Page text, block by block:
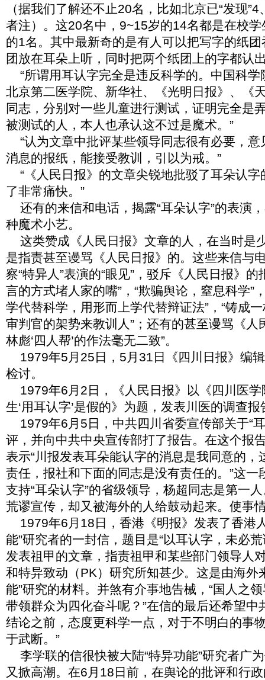
（据我们了解还不止20名，比如北京已“发现
者注）。这20名中，9~15岁的14名都是在校
的1名。其中最新奇的是有人可以把写字的纸
团放在耳朵上听，同时把两个纸团上的字都认
“所谓用耳认字完全是违反科学的。中国科
北京第二医学院、新华社、《光明日报》、《
同志，分别对一些儿童进行测试，证明完全是
被测试的人，本人也承认这不过是魔术。”
“认为文章中批评某些领导同志很有必要，
消息的报纸，能接受教训，引以为戒。”
“《人民日报》的文章尖锐地批驳了耳朵认
了非常痛快。”
还有的来信和电话，揭露“耳朵认字”的表演
种魔术小艺。
这类赞成《人民日报》文章的人，在当时是
是指责甚至谩骂《人民日报》的。这些来信与
察“特异人”表演的“眼见”，驳斥《人民日报》的
言的方式堵人家的嘴”，“欺骗舆论，窒息科学”
学代替科学，用形而上学代替辩证法”，“铸成一
审判官的架势来教训人”；还有的甚至谩骂《人
林彪‘四人帮’的作法毫无二致”。
1979年5月25日，5月31日《四川日报》编
检讨。
1979年6月2日，《人民日报》以《四川医
生‘用耳认字’是假的》为题，发表川医的调查报
1979年6月5日，中共四川省委宣传部关于“
评，并向中共中央宣传部打了报告。在这个报
表示“川报发表耳朵能认字的消息是我同意的
责任，报社和下面的同志是没有责任的。”这
支持“耳朵认字”的省级领导，杨超同志是第一
荒谬宣传，却又被海外的人给鼓动起来。使事
1979年6月18日，香港《明报》发表了香港
能”研究者的一封信，题目是“以耳认字，未必
发表祖甲的文章，指责祖甲和某些部门领导人
和特异致动（PK）研究所知甚少。这是由海外
能”研究的材料。并煞有介事地告械，“国人之
带领群众为四化奋斗呢？”在信的最后还希望中
结论之前，态度更科学一点，对于不明白的事
于武断。”
李学联的信很快被大陆“特异功能”研究者广
又掀高潮。在6月18日前，在舆论的批评和行